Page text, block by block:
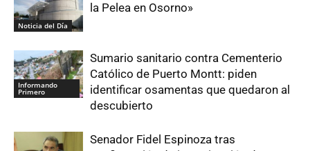
Noticia del Día
la Pelea en Osorno»
Informando
Primero
Sumario sanitario contra Cementerio
Católico de Puerto Montt: piden
identificar osamentas que quedaron al
descubierto
Senador Fidel Espinoza tras